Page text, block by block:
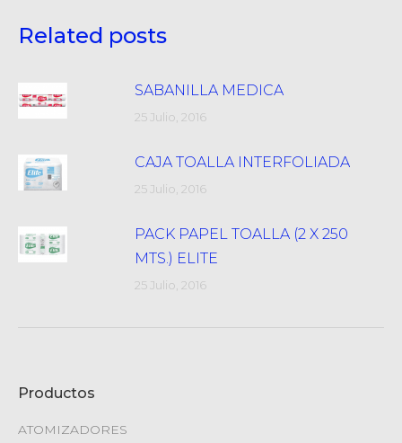
Related posts
SABANILLA MEDICA
25 Julio, 2016
CAJA TOALLA INTERFOLIADA
25 Julio, 2016
PACK PAPEL TOALLA (2 X 250
MTS.) ELITE
25 Julio, 2016
Productos
ATOMIZADORES